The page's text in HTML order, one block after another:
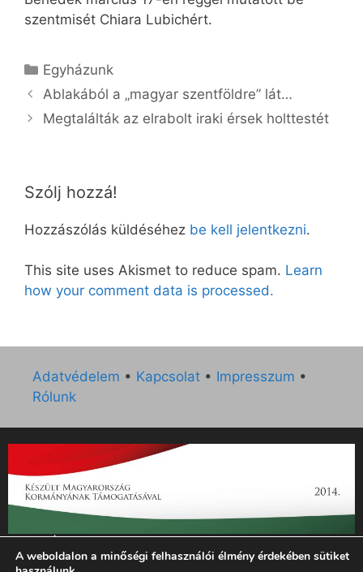
szentmisét Chiara Lubichért.
Kategória
Egyházunk
Ablakából a „magyar szentföldre” lát…
Megtalálták az elrabolt iraki érsek holttestét
Szólj hozzá!
Hozzászólás küldéséhez be kell jelentkezni.
This site uses Akismet to reduce spam. Learn
how your comment data is processed.
Adatvédelem • Kapcsolat • Impresszum •
Rólunk
„Az Új Ember katolikus hetilap 2014. évi működésének
támogatását az EGYH-KCP-14-P-0121 sz. támogatási
A weboldalon a minőségi felhasználói élmény érdekében sütiket